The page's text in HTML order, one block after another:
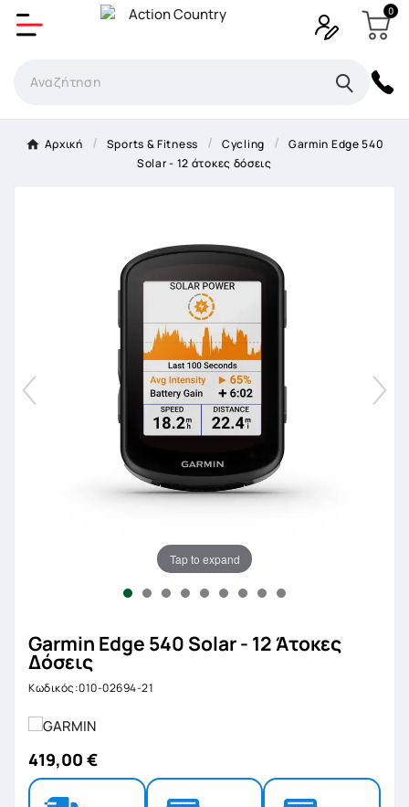
0
Αρχική Sports & Fitness Cycling
Garmin Edge 540
Solar - 12 άτοκες δόσεις
Tap to expand
Garmin Edge 540 Solar - 12 Άτοκες
Δόσεις
Κωδικός:010-02694-21
419,00 €
Δημιουργία λίστα επιθυμητών
×
Όνομα Λίστα επιθυμιτών
Δημιουργία λίστα επιθυμητών